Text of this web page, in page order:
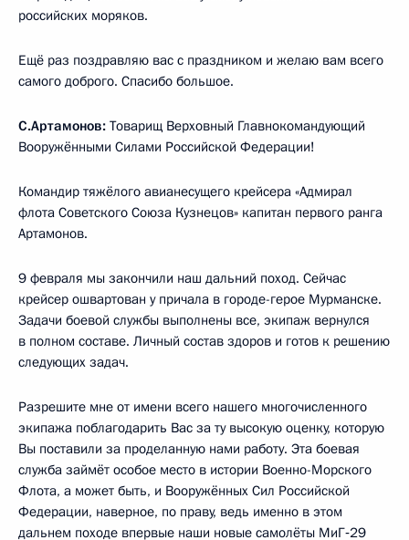
российских моряков.
Ещё раз поздравляю вас с праздником и желаю вам всего
самого доброго. Спасибо большое.
С.Артамонов: Товарищ Верховный Главнокомандующий
Вооружёнными Силами Российской Федерации!
Командир тяжёлого авианесущего крейсера «Адмирал
флота Советского Союза Кузнецов» капитан первого ранга
Артамонов.
9 февраля мы закончили наш дальний поход. Сейчас
крейсер ошвартован у причала в городе-герое Мурманске.
Задачи боевой службы выполнены все, экипаж вернулся
в полном составе. Личный состав здоров и готов к решению
следующих задач.
Разрешите мне от имени всего нашего многочисленного
экипажа поблагодарить Вас за ту высокую оценку, которую
Вы поставили за проделанную нами работу. Эта боевая
служба займёт особое место в истории Военно-Морского
Флота, а может быть, и Вооружённых Сил Российской
Федерации, наверное, по праву, ведь именно в этом
дальнем походе впервые наши новые самолёты МиГ‑29